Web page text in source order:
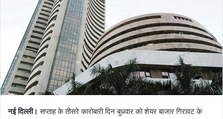
नई दिल्ली। सप्ताह के तीसरे कारोबारी दिन बुधवार को शेयर बाजार गिरावट के